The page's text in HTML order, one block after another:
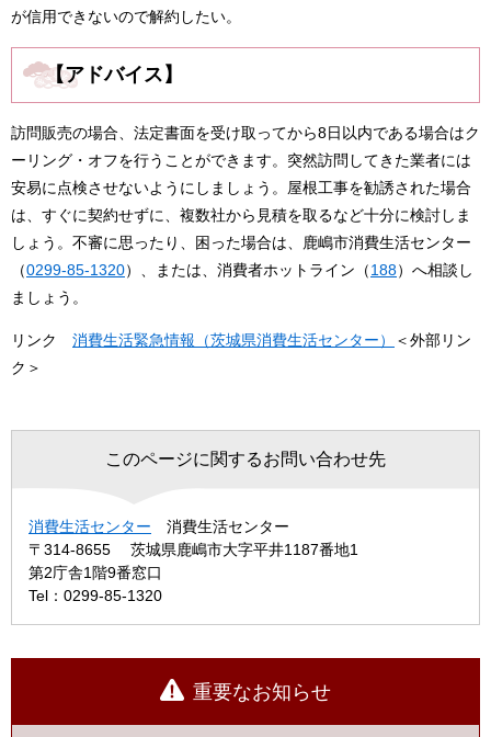
が信用できないので解約したい。
【アドバイス】
訪問販売の場合、法定書面を受け取ってから8日以内である場合はク
ーリング・オフを行うことができます。突然訪問してきた業者には
安易に点検させないようにしましょう。屋根工事を勧誘された場合
は、すぐに契約せずに、複数社から見積を取るなど十分に検討しま
しょう。不審に思ったり、困った場合は、鹿嶋市消費生活センター
（0299-85-1320）、または、消費者ホットライン（188）へ相談し
ましょう。
リンク 消費生活緊急情報（茨城県消費生活センター）
＜外部リン
ク＞
このページに関するお問い合わせ先
消費生活センター
消費生活センター
〒314-8655
茨城県鹿嶋市大字平井1187番地1
第2庁舎1階9番窓口
Tel：0299-85-1320
重要なお知らせ